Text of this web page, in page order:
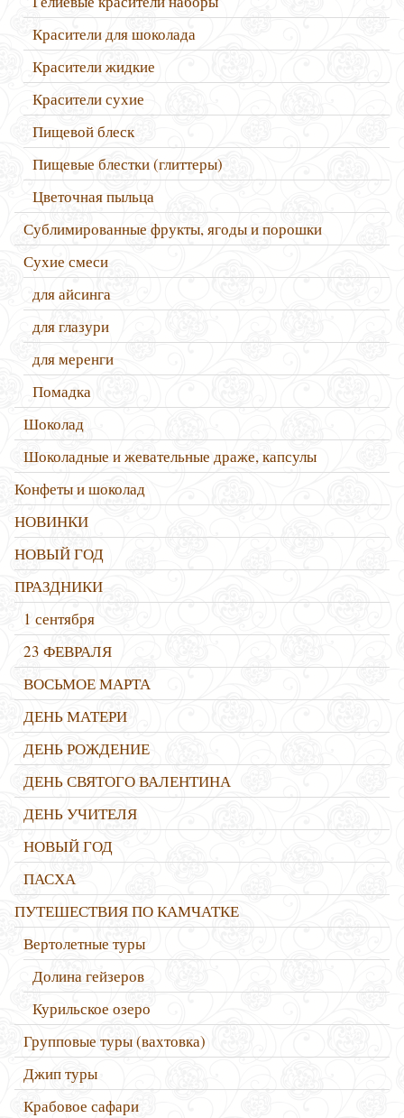
Красители для шоколада
Красители жидкие
Красители сухие
Пищевой блеск
Пищевые блестки (глиттеры)
Цветочная пыльца
Сублимированные фрукты, ягоды и порошки
Сухие смеси
для айсинга
для глазури
для меренги
Помадка
Шоколад
Шоколадные и жевательные драже, капсулы
Конфеты и шоколад
НОВИНКИ
НОВЫЙ ГОД
ПРАЗДНИКИ
1 сентября
23 ФЕВРАЛЯ
ВОСЬМОЕ МАРТА
ДЕНЬ МАТЕРИ
ДЕНЬ РОЖДЕНИЕ
ДЕНЬ СВЯТОГО ВАЛЕНТИНА
ДЕНЬ УЧИТЕЛЯ
НОВЫЙ ГОД
ПАСХА
ПУТЕШЕСТВИЯ ПО КАМЧАТКЕ
Вертолетные туры
Долина гейзеров
Курильское озеро
Групповые туры (вахтовка)
Джип туры
Крабовое сафари